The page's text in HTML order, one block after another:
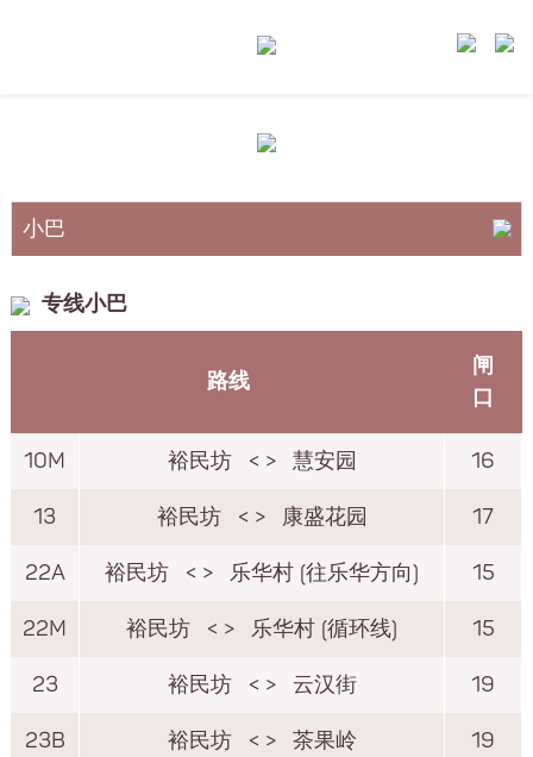
小巴
港铁
专线小巴
路线
闸
口
10M 裕民坊 < > 慧安园 16
13 裕民坊 < > 康盛花园 17
22A 裕民坊 < > 乐华村 (往乐华方向) 15
22M 裕民坊 < > 乐华村 (循环线) 15
23 裕民坊 < > 云汉街 19
23B 裕民坊 < > 茶果岭 19